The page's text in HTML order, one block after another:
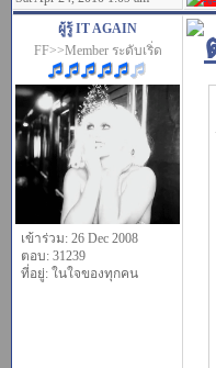
ผู้รู้ IT AGAIN
FF>>Member ระดับเริ่ด
เข้าร่วม: 26 Dec 2008
ตอบ: 31239
ที่อยู่: ในใจของทุกคน